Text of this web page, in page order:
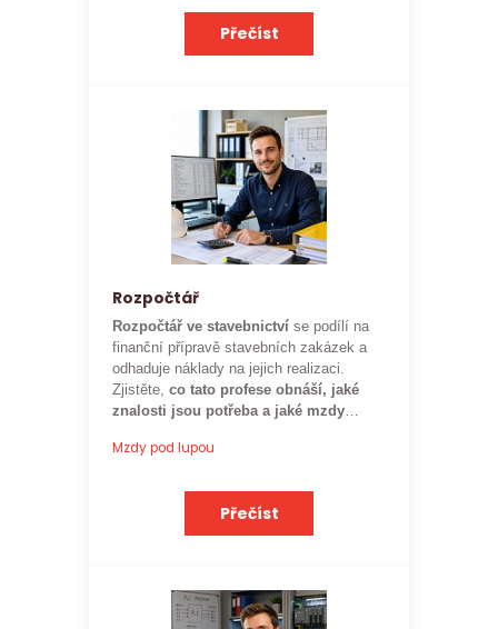
Přečíst
Rozpočtář
Rozpočtář ve stavebnictví se podílí na
finanční přípravě stavebních zakázek a
odhaduje náklady na jejich realizaci.
Zjistěte, co tato profese obnáší, jaké
znalosti jsou potřeba a jaké mzdy
očekávat.
Mzdy pod lupou
Přečíst